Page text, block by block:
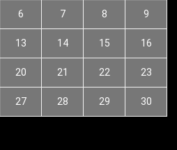
6 7 8 9
13 14 15 16
20 21 22 23
27 28 29 30